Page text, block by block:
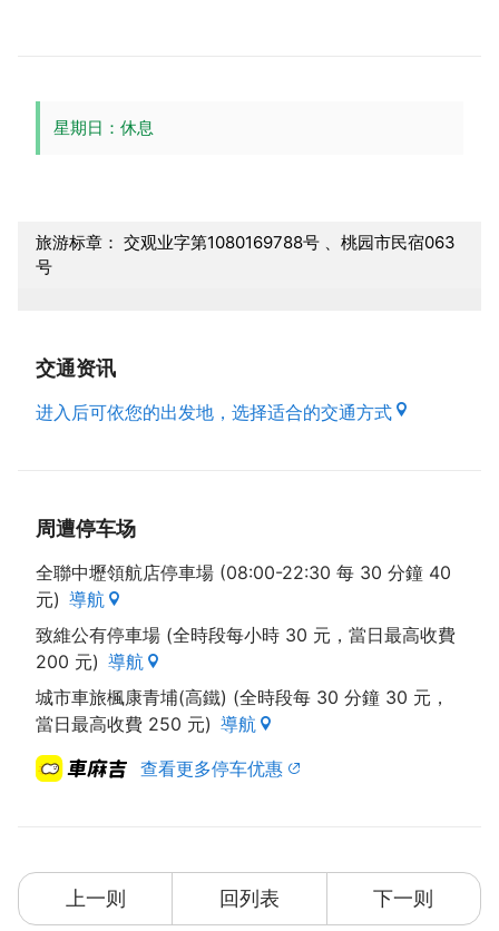
星期日：休息
旅游标章： 交观业字第1080169788号 、桃园市民宿063
号
交通资讯
进入后可依您的出发地，选择适合的交通方式
周遭停车场
全聯中壢領航店停車場 (08:00-22:30 每 30 分鐘 40
元) 導航
致維公有停車場 (全時段每小時 30 元，當日最高收費
200 元) 導航
城市車旅楓康青埔(高鐵) (全時段每 30 分鐘 30 元，
當日最高收費 250 元) 導航
查看更多停车优惠
上一则 回列表 下一则